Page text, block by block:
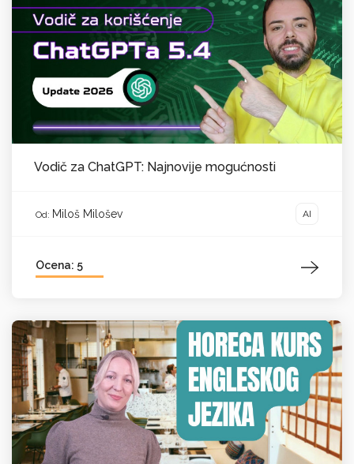
Vodič za ChatGPT: Najnovije mogućnosti
Od: Miloš Milošev AI
Ocena: 5